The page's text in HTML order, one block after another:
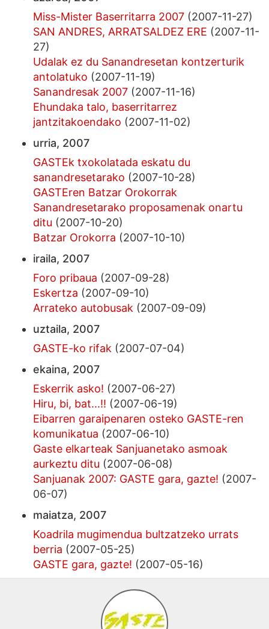
Miss-Mister Baserritarra 2007 (2007-11-27)
SAN ANDRES, ARRATSALDEZ ERE (2007-11-
27)
Udalak ez du Sanandresetan kontzerturik
antolatuko (2007-11-19)
Sanandresak 2007 (2007-11-16)
Ehundaka talo, baserritarrez
jantzitakoendako (2007-11-02)
urria, 2007
GASTEk txokolatada eskatu du
sanandresetarako (2007-10-28)
GASTEren Batzar Orokorrak
Sanandresetarako proposamenak onartu
ditu (2007-10-20)
Batzar Orokorra (2007-10-10)
iraila, 2007
Foro pribaua (2007-09-28)
Eskertza (2007-09-10)
Arrateko autobusak (2007-09-09)
uztaila, 2007
GASTE-ko rifak (2007-07-04)
ekaina, 2007
Eskerrik asko! (2007-06-27)
Hiru, bi, bat...!! (2007-06-19)
Eibarren garaipenaren osteko GASTE-ren
komunikatua (2007-06-10)
Gaste elkarteak Sanjuanetako asmoak
aurkeztu ditu (2007-06-08)
Sanjuanak 2007: GASTE gara, gazte! (2007-
06-07)
maiatza, 2007
Koadrila mugimendua bultzatzeko urrats
berria (2007-05-25)
GASTE gara, gazte! (2007-05-16)